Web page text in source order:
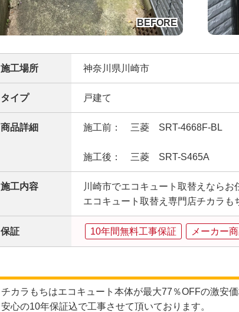
施工場所 神奈川県川崎市
タイプ 戸建て
商品詳細 施工前： 三菱 SRT-4668F-BL
施工後： 三菱 SRT-S465A
施工内容
川崎市でエコキュート取替えならお
エコキュート取替え専門店チカラも
保証 10年間無料工事保証 メーカー
チカラもちはエコキュート本体が最大77％OFFの激安
安心の10年保証込で工事させて頂いております。